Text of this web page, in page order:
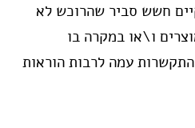
חשש סביר שהרוכש לא
ו\או במקרה בו
עמה לרבות הוראות